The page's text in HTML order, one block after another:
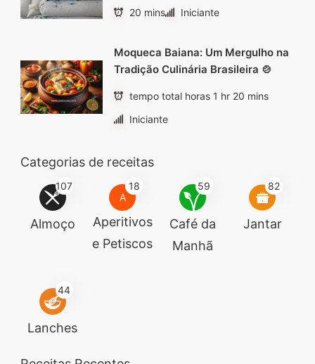
20 mins Iniciante
Moqueca Baiana: Um Mergulho na
Tradição Culinária Brasileira 🍲
tempo total horas 1 hr 20 mins
Iniciante
Categorias de receitas
107
Almoço
A
18
Aperitivos
e Petiscos
59
Café da
Manhã
82
Jantar
44
Lanches